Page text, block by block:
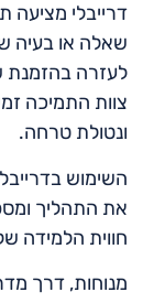
דרייבלי מציעה
שאלה או בעיה
לעזרה בהזמנת
צוות התמיכה
ונטולת טרחה.
השימוש
את התהליך
חווית הלמידה
מנוחות, דרך